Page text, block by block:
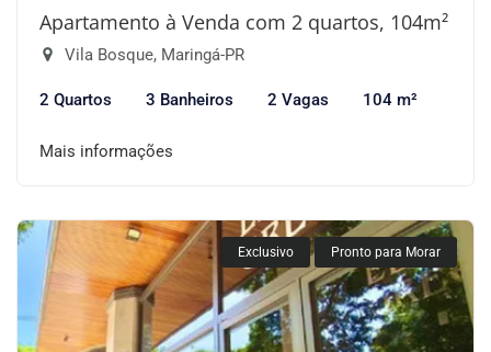
Apartamento à Venda com 2 quartos, 104m²
Vila Bosque, Maringá-PR
2 Quartos 3 Banheiros 2 Vagas 104 m²
Mais informações
Exclusivo Pronto para Morar